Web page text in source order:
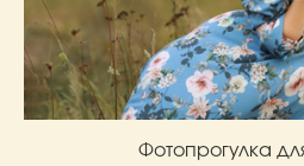
Фотопрогулка